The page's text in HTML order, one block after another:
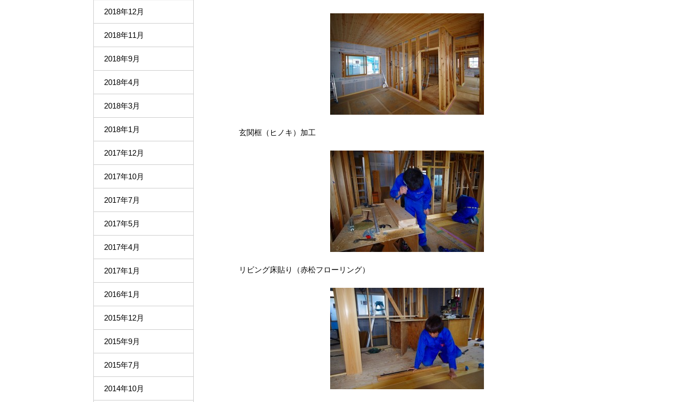
玄関框（ヒノキ）加工
リビング床貼り（赤松フローリング）
2018年12月
2018年11月
2018年9月
2018年4月
2018年3月
2018年1月
2017年12月
2017年10月
2017年7月
2017年5月
2017年4月
2017年1月
2016年1月
2015年12月
2015年9月
2015年7月
2014年10月